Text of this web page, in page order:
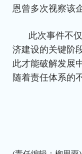
恩曾多次视察该
此次事件不
济建设的关键阶
此才能破解发展
随着责任体系的